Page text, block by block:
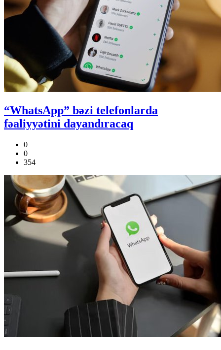
“WhatsApp” bəzi telefonlarda
fəaliyyətini dayandıracaq
0
0
354